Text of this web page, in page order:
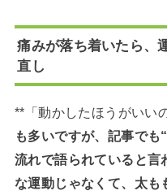
痛みが落ち着いたら、
直し
**「動かしたほうがいい
も多いですが、記事でも
流れで語られていると言
な運動じゃなくて、太も